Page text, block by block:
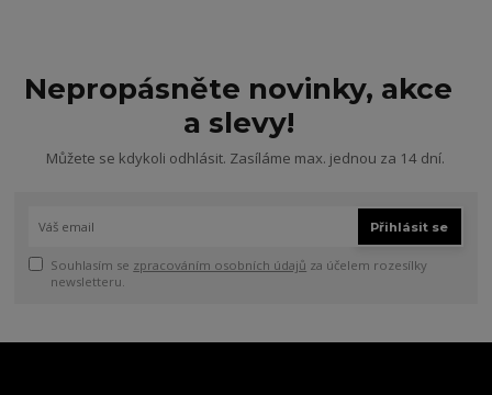
Nepropásněte novinky, akce
a slevy!
Můžete se kdykoli odhlásit. Zasíláme max. jednou za 14 dní.
Přihlásit se
Souhlasím se zpracováním osobních údajů za účelem rozesílky
newsletteru.